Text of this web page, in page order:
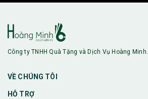
Công ty TNHH Quà Tặng và Dịch Vụ Hoàng Minh.
VỀ CHÚNG TÔI
HỖ TRỢ